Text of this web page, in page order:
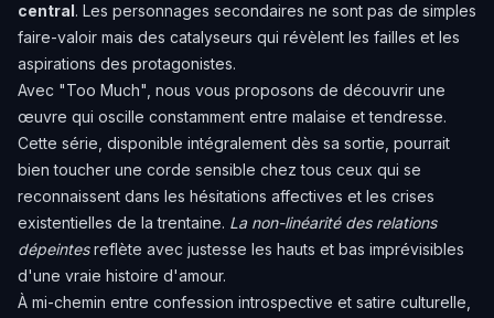
central. Les personnages secondaires ne sont pas de simples
faire-valoir mais des catalyseurs qui révèlent les failles et les
aspirations des protagonistes.
Avec "Too Much", nous vous proposons de découvrir une
œuvre qui oscille constamment entre malaise et tendresse.
Cette série, disponible intégralement dès sa sortie, pourrait
bien toucher une corde sensible chez tous ceux qui se
reconnaissent dans les hésitations affectives et les crises
existentielles de la trentaine. La non-linéarité des relations
dépeintesreflète avec justesse les hauts et bas imprévisibles
d'une vraie histoire d'amour.
À mi-chemin entre confession introspective et satire culturelle,